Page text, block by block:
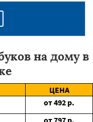
на дому в
ЦЕНА
от492 р.
от797 р.